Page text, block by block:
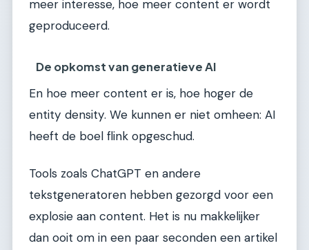
meer interesse, hoe meer content er wordt
geproduceerd.
De opkomst van generatieve AI
En hoe meer content er is, hoe hoger de
entity density. We kunnen er niet omheen: AI
heeft de boel flink opgeschud.
Tools zoals ChatGPT en andere
tekstgeneratoren hebben gezorgd voor een
explosie aan content. Het is nu makkelijker
dan ooit om in een paar seconden een artikel